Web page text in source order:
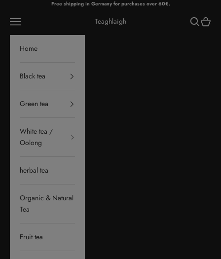
Free shipping in Germany for purchases over 60€.
Teaghlaigh
Navigation menu Search
Cart
Home
Black tea
Green tea
White tea /
Oolong
herbal tea
Organic & Natural
Tea
Fruit tea